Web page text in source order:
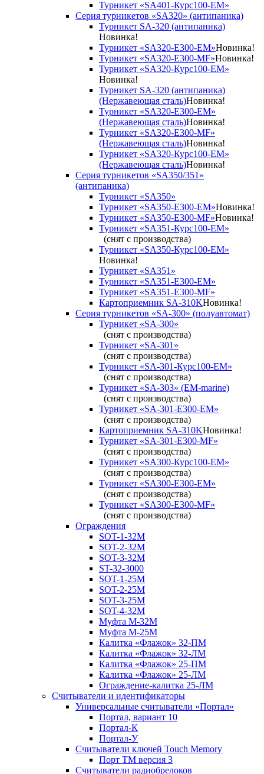
Турникет «SA401-Курс100-EM»
Серия турникетов «SA320» (антипаника)
Турникет SA-320 (антипаника)
Новинка!
Турникет «SA320-Е300-EM»Новинка!
Турникет «SA320-Е300-MF»Новинка!
Турникет «SA320-Курс100-EM»
Новинка!
Турникет SA-320 (антипаника)
(Нержавеющая сталь)Новинка!
Турникет «SA320-Е300-EM»
(Нержавеющая сталь)Новинка!
Турникет «SA320-Е300-MF»
(Нержавеющая сталь)Новинка!
Турникет «SA320-Курс100-EM»
(Нержавеющая сталь)Новинка!
Серия турникетов «SA350/351»
(антипаника)
Турникет «SA350»
Турникет «SA350-Е300-EM»Новинка!
Турникет «SA350-Е300-MF»Новинка!
Турникет «SA351-Курс100-ЕМ»
(снят с производства)
Турникет «SA350-Курс100-EM»
Новинка!
Турникет «SA351»
Турникет «SA351-Е300-ЕМ»
Турникет «SA351-Е300-MF»
Картоприемник SA-310KНовинка!
Серия турникетов «SA-300» (полуавтомат)
Турникет «SA-300»
(снят с производства)
Турникет «SA-301»
(снят с производства)
Турникет «SA-301-Курс100-ЕМ»
(снят с производства)
Турникет «SA-303» (EM-marine)
(снят с производства)
Турникет «SA-301-Е300-ЕМ»
(снят с производства)
Картоприемник SA-310KНовинка!
Турникет «SA-301-Е300-MF»
(снят с производства)
Турникет «SA300-Курс100-ЕМ»
(снят с производства)
Турникет «SA300-Е300-EM»
(снят с производства)
Турникет «SA300-Е300-MF»
(снят с производства)
Ограждения
SOT-1-32М
SOT-2-32М
SOT-3-32М
ST-32-3000
SOT-1-25М
SOT-2-25М
SOT-3-25М
SOT-4-32M
Муфта M-32М
Муфта M-25М
Калитка «Флажок» 32-ПМ
Калитка «Флажок» 32-ЛМ
Калитка «Флажок» 25-ПМ
Калитка «Флажок» 25-ЛМ
Ограждение-калитка 25-ЛМ
Считыватели и идентификаторы
Универсальные считыватели «Портал»
Портал, вариант 10
Портал-К
Портал-У
Считыватели ключей Touch Memory
Порт TM версия 3
Считыватели радиобрелоков